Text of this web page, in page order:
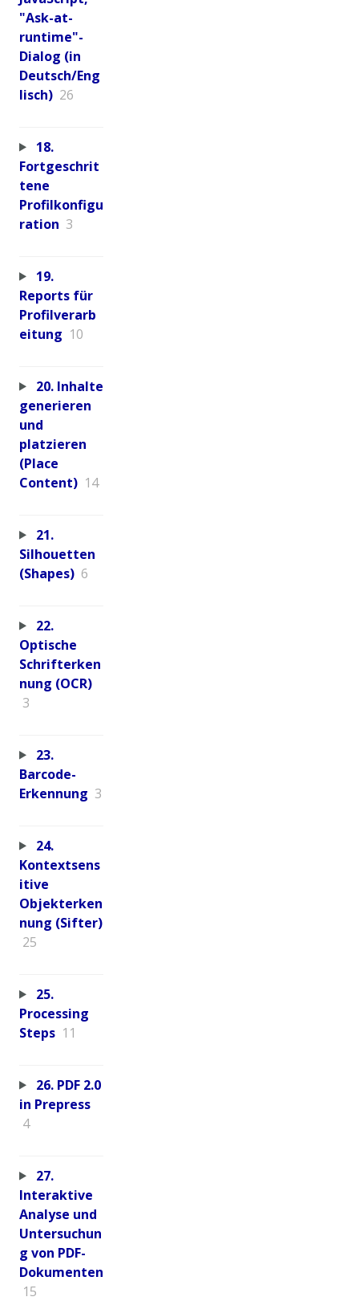
"Ask-at-
runtime"-
Dialog (in
Deutsch/Eng
lisch) 26
18.
Fortgeschrit
tene
Profilkonfigu
ration 3
19.
Reports für
Profilverarb
eitung 10
20. Inhalte
generieren
und
platzieren
(Place
Content) 14
21.
Silhouetten
(Shapes) 6
22.
Optische
Schrifterken
nung (OCR)
3
23.
Barcode-
Erkennung 3
24.
Kontextsens
itive
Objekterken
nung (Sifter)
25
25.
Processing
Steps 11
26. PDF 2.0
in Prepress
4
27.
Interaktive
Analyse und
Untersuchun
g von PDF-
Dokumenten
15